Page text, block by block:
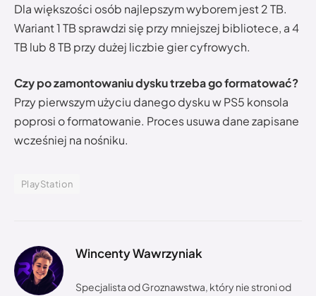
Dla większości osób najlepszym wyborem jest 2 TB.
Wariant 1 TB sprawdzi się przy mniejszej bibliotece, a 4
TB lub 8 TB przy dużej liczbie gier cyfrowych.
Czy po zamontowaniu dysku trzeba go formatować?
Przy pierwszym użyciu danego dysku w PS5 konsola
poprosi o formatowanie. Proces usuwa dane zapisane
wcześniej na nośniku.
PlayStation
Wincenty Wawrzyniak
Specjalista od Groznawstwa, który nie stroni od